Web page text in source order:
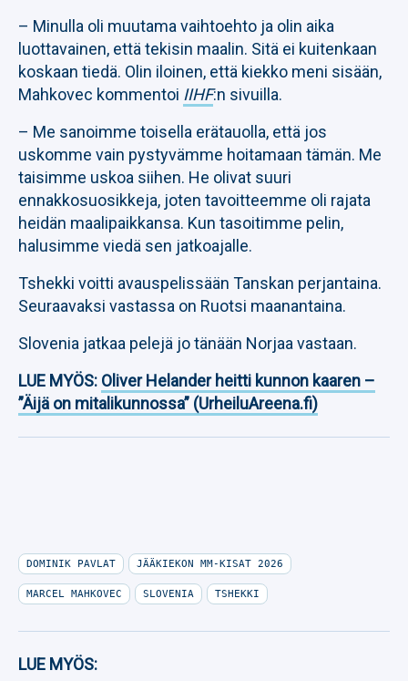
– Minulla oli muutama vaihtoehto ja olin aika
luottavainen, että tekisin maalin. Sitä ei kuitenkaan
koskaan tiedä. Olin iloinen, että kiekko meni sisään,
Mahkovec kommentoi IIHF:n sivuilla.
– Me sanoimme toisella erätauolla, että jos
uskomme vain pystyvämme hoitamaan tämän. Me
taisimme uskoa siihen. He olivat suuri
ennakkosuosikkeja, joten tavoitteemme oli rajata
heidän maalipaikkansa. Kun tasoitimme pelin,
halusimme viedä sen jatkoajalle.
Tshekki voitti avauspelissään Tanskan perjantaina.
Seuraavaksi vastassa on Ruotsi maanantaina.
Slovenia jatkaa pelejä jo tänään Norjaa vastaan.
LUE MYÖS: Oliver Helander heitti kunnon kaaren –
”Äijä on mitalikunnossa” (UrheiluAreena.fi)
DOMINIK PAVLAT JÄÄKIEKON MM-KISAT 2026
MARCEL MAHKOVEC SLOVENIA TSHEKKI
LUE MYÖS: